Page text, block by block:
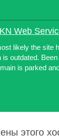
Web
likely the site
is outdated.
is parked
этого